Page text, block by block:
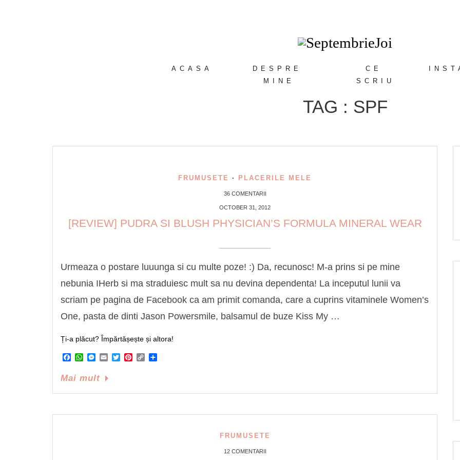
ACASA
DESPRE
MINE
CE
SCRIU
TAG : SPF
FRUMUSETE · PLACERILE MELE
36 COMENTARII
OCTOBER 31, 2012
[REVIEW] PUDRA SI BLUSH PHYSICIAN’S FORMULA MINERAL WEAR
Urmeaza o postare luuunga si cu multe poze! :) Da, recunosc! M-a prins si pe mine
nebunia IHerb si ma straduiesc mult sa nu devina dependenta! La inceputul lunii va
scriam pe pagina de Facebook ca am primit comanda, care a cuprins vitaminele Women’s
One, pasta de dinti Jason Powersmile, balsamul de buze Kiss My …
Ți-a plăcut? Împărtășește și altora!
Facebook
WhatsApp
Messenger
EmailTwitterPinterest
Copy
Mai mult
FRUMUSETE
12 COMENTARII